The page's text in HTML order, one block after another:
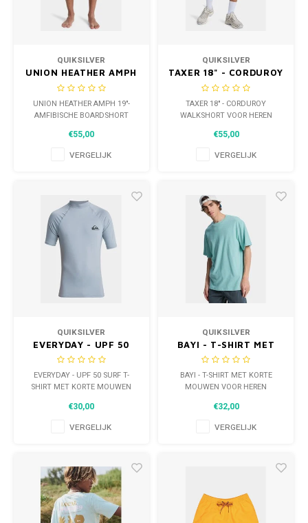
WETSUITS & SURFKLEDING
VESTEN
BROEKEN
BEACHMODE
BIKINI'S & BADPAKKEN
SNOW KLEDING
HEADWEAR & ACCESSOIRES
QUIKSILVER
UNION HEATHER AMPH
19"-AMFIBISCHE
BOARDSHORT VOOR
HEREN
UNION HEATHER AMPH 19"-
AMFIBISCHE BOARDSHORT
€55,00
VERGELIJK
QUIKSILVER
TAXER 18" - CORDUROY
WALKSHORT VOOR
HEREN
TAXER 18" - CORDUROY
WALKSHORT VOOR HEREN
€55,00
VERGELIJK
QUIKSILVER
EVERYDAY - UPF 50
SURF T-SHIRT MET
KORTE MOUWEN VOOR
HEREN
EVERYDAY - UPF 50 SURF T-
SHIRT MET KORTE MOUWEN
€30,00
VERGELIJK
QUIKSILVER
BAYI - T-SHIRT MET
KORTE MOUWEN VOOR
HEREN
BAYI - T-SHIRT MET KORTE
MOUWEN VOOR HEREN
€32,00
VERGELIJK